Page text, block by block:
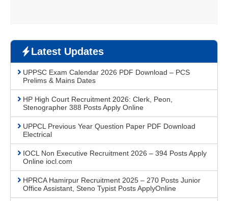
Latest Updates
UPPSC Exam Calendar 2026 PDF Download – PCS
Prelims & Mains Dates
HP High Court Recruitment 2026: Clerk, Peon,
Stenographer 388 Posts Apply Online
UPPCL Previous Year Question Paper PDF Download
Electrical
IOCL Non Executive Recruitment 2026 – 394 Posts Apply
Online iocl.com
HPRCA Hamirpur Recruitment 2025 – 270 Posts Junior
Office Assistant, Steno Typist Posts ApplyOnline